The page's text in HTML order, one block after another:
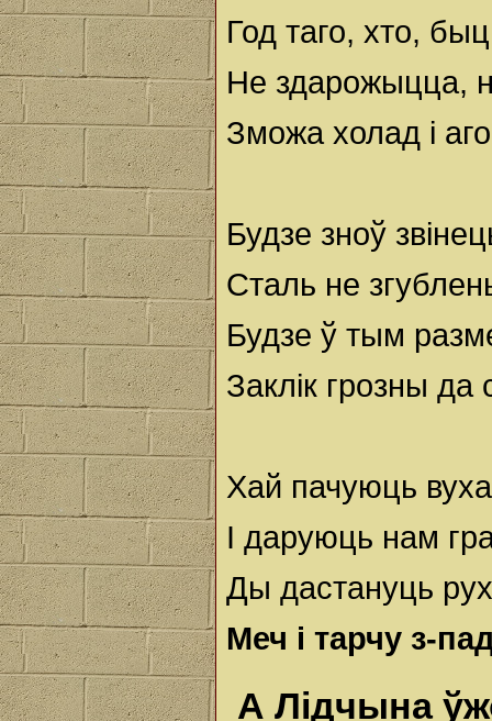
Год таго, хто,
Не здарожыцца,
Зможа холад і
Будзе зноў
Сталь не
Будзе ў тым
Заклік грозны да
Хай пачуюць
І даруюць нам
Ды дастануць
Меч і тарчу з-
А Лідчына